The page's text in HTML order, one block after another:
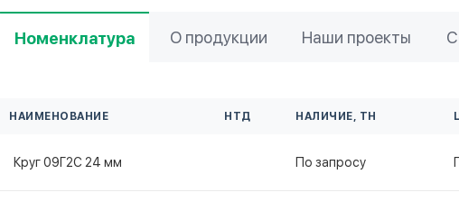
Номенклатура О продукции Наши проекты
НАИМЕНОВАНИЕ НТД НАЛИЧИЕ, ТН
Круг 09Г2С 24 мм По запросу